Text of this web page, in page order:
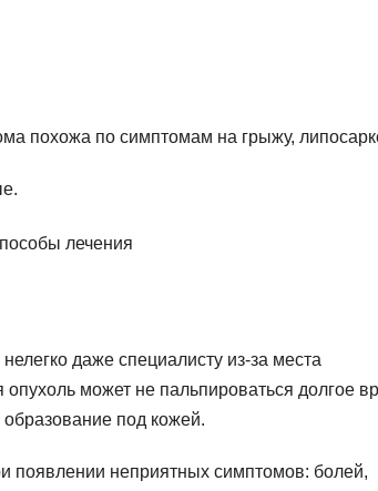
похожа по симптомам на грыжу,
даже специалисту из-за места
может не пальпироваться долгое
под кожей.
появлении неприятных симптомов: болей,